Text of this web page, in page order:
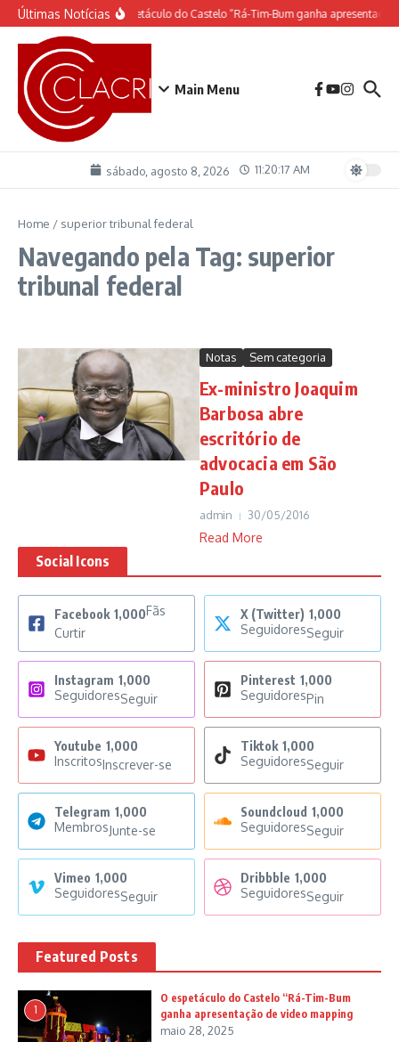
Ir para o conteúdo
Últimas NotíciasO espetáculo do Castelo “Rá-Tim-Bum ganha
Main Menu
sábado, agosto 8, 2026 11:20:17 AM
Home / superior tribunal federal
Navegando pela Tag: superior
tribunal federal
Notas Sem categoria
Ex-ministro Joaquim
Barbosa abre
escritório de
advocacia em São
Paulo
admin 30/05/2016
Read More
Social Icons
Facebook 1,000Fãs
Curtir
X (Twitter) 1,000
SeguidoresSeguir
Instagram 1,000
SeguidoresSeguir
Pinterest 1,000
SeguidoresPin
Youtube 1,000
InscritosInscrever-se
Tiktok 1,000
SeguidoresSeguir
Telegram 1,000
MembrosJunte-se
Soundcloud 1,000
SeguidoresSeguir
Vimeo 1,000
SeguidoresSeguir
Dribbble 1,000
SeguidoresSeguir
Featured Posts
1
O espetáculo do Castelo “Rá-Tim-Bum
ganha apresentação de video mapping
maio 28, 2025